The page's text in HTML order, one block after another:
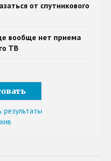
от спутникового
вообще нет приема
ТВ